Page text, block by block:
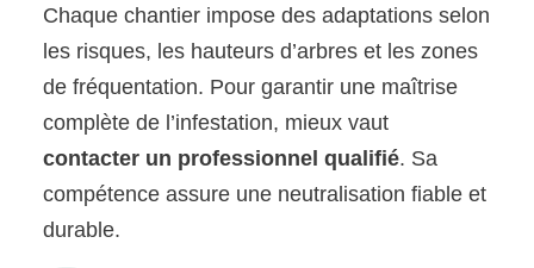
Chaque chantier impose des adaptations selon
les risques, les hauteurs d’arbres et les zones
de fréquentation. Pour garantir une maîtrise
complète de l’infestation, mieux vaut
contacter un professionnel qualifié. Sa
compétence assure une neutralisation fiable et
durable.